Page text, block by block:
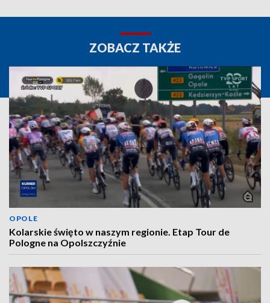
ZOBACZ TAKŻE
OPOLE
Kolarskie święto w naszym regionie. Etap Tour de
Pologne na Opolszczyźnie